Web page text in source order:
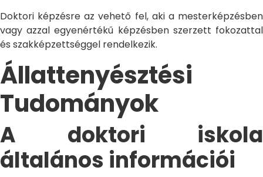
Doktori képzésre az vehető fel, aki a mesterképzésben
vagy azzal egyenértékű képzésben szerzett fokozattal
és szakképzettséggel rendelkezik.
Állattenyésztési
Tudományok
A doktori iskola
általános információi